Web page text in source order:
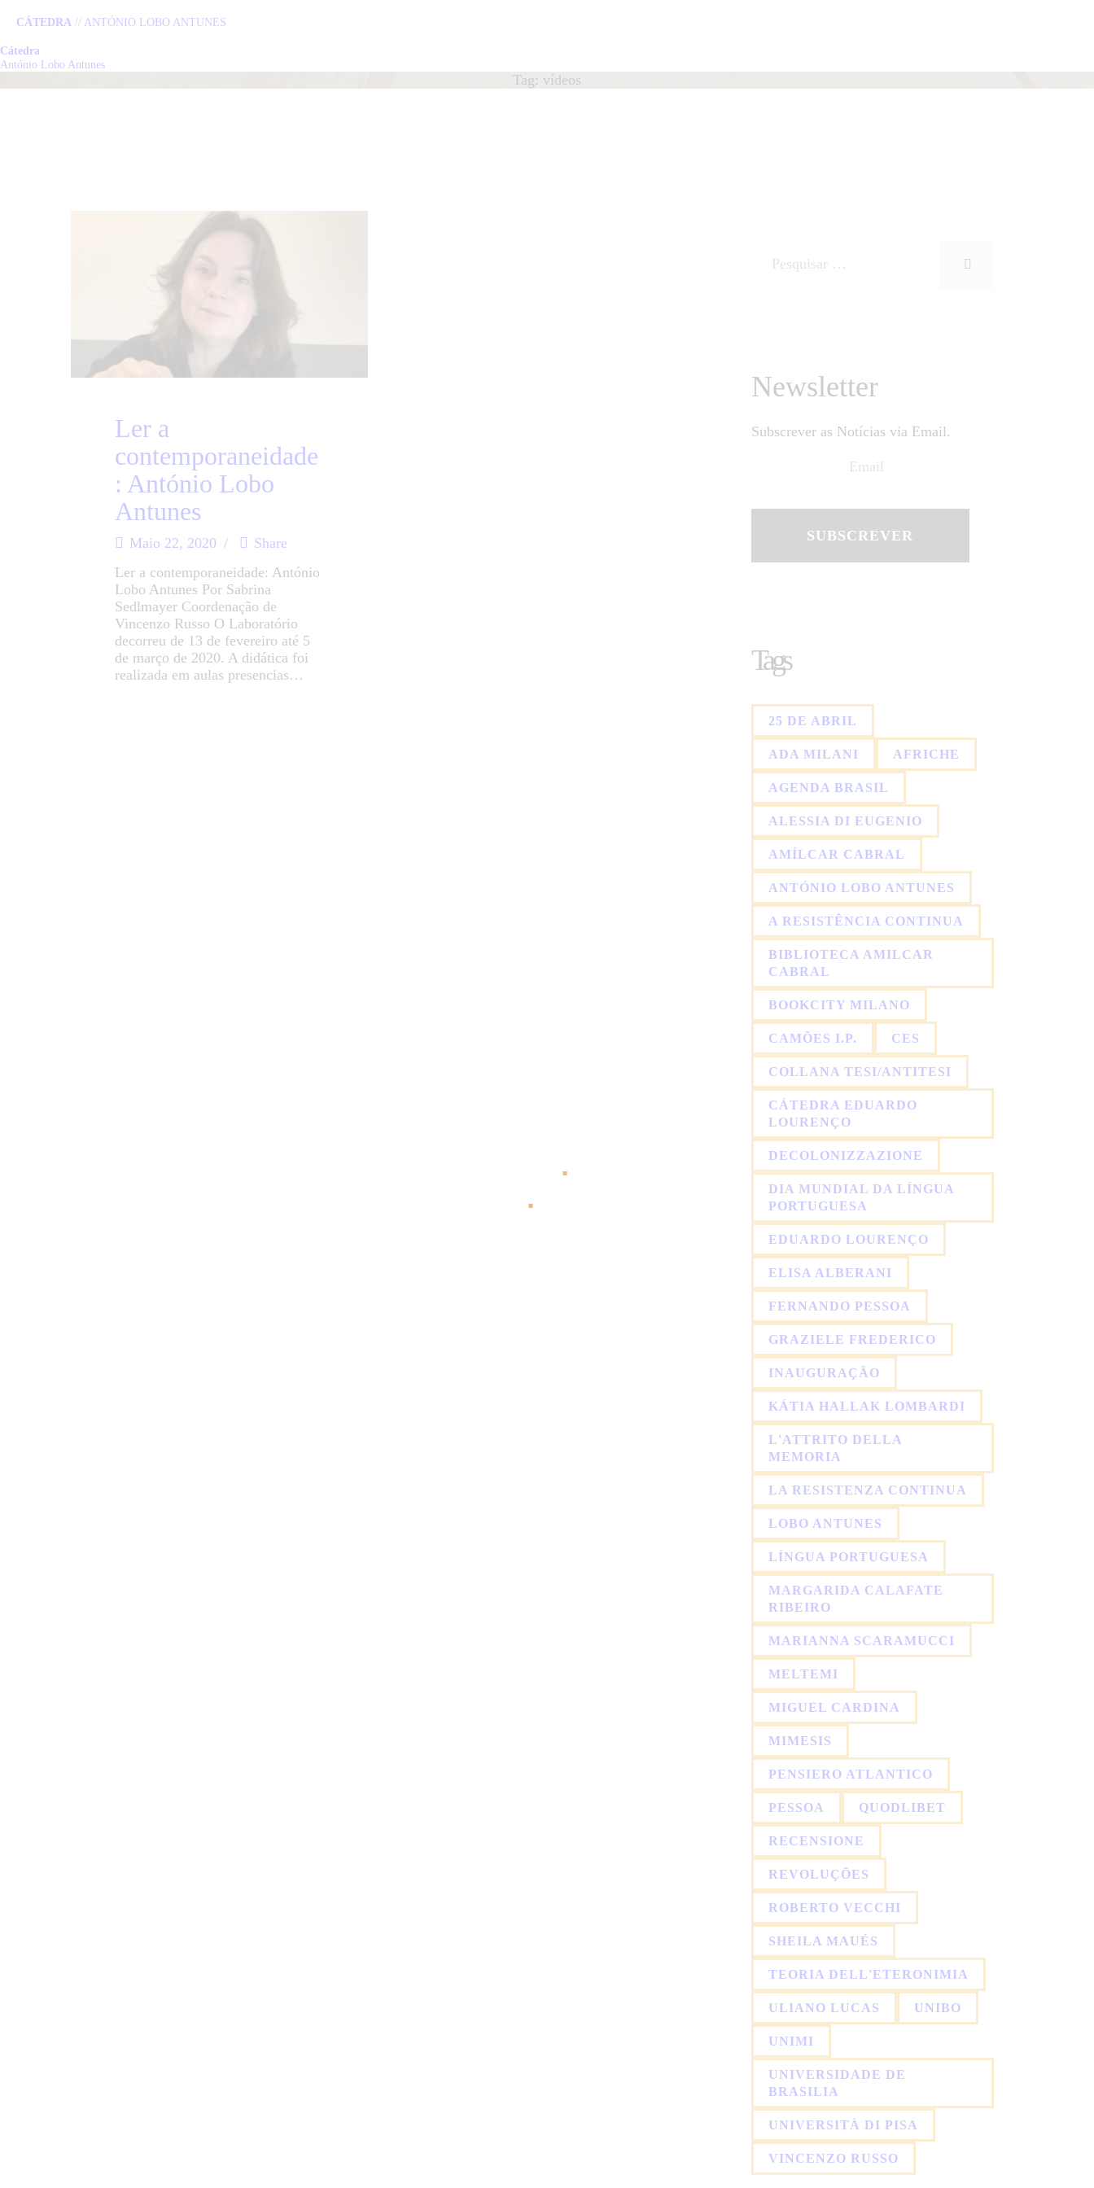
CÁTEDRA // ANTÓNIO LOBO ANTUNES
Cátedra
António Lobo Antunes
Tag: vídeos
Cátedra
António Lobo Antunes
CÁTEDRA
NOTÍCIAS
Ler a
contemporaneidade
: António Lobo
Antunes
Maio 22, 2020
Share
Ler a contemporaneidade: António
Lobo Antunes Por Sabrina
Sedlmayer Coordenação de
Vincenzo Russo O Laboratório
decorreu de 13 de fevereiro até 5
de março de 2020. A didática foi
realizada em aulas presencias…
Newsletter
Subscrever as Notícias via Email.
SUBSCREVER
Tags
25 DE ABRIL
ADA MILANI AFRICHE
AGENDA BRASIL
ALESSIA DI EUGENIO
AMÍLCAR CABRAL
ANTÓNIO LOBO ANTUNES
A RESISTÊNCIA CONTINUA
BIBLIOTECA AMILCAR
CABRAL
BOOKCITY MILANO
CAMÕES I.P. CES
COLLANA TESI/ANTITESI
CÁTEDRA EDUARDO
LOURENÇO
DECOLONIZZAZIONE
DIA MUNDIAL DA LÍNGUA
PORTUGUESA
EDUARDO LOURENÇO
ELISA ALBERANI
FERNANDO PESSOA
GRAZIELE FREDERICO
INAUGURAÇÃO
KÁTIA HALLAK LOMBARDI
L'ATTRITO DELLA
MEMORIA
LA RESISTENZA CONTINUA
LOBO ANTUNES
LÍNGUA PORTUGUESA
MARGARIDA CALAFATE
RIBEIRO
MARIANNA SCARAMUCCI
MELTEMI
MIGUEL CARDINA
MIMESIS
PENSIERO ATLANTICO
PESSOA QUODLIBET
RECENSIONE
REVOLUÇÕES
ROBERTO VECCHI
SHEILA MAUÉS
TEORIA DELL'ETERONIMIA
ULIANO LUCAS UNIBO
UNIMI
UNIVERSIDADE DE
BRASILIA
UNIVERSITÀ DI PISA
VINCENZO RUSSO